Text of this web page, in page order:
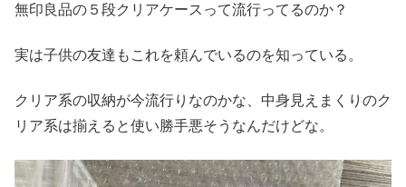
無印良品の５段クリアケースって流行ってるのか？
実は子供の友達もこれを頼んでいるのを知っている。
クリア系の収納が今流行りなのかな、中身見えまくりのク
リア系は揃えると使い勝手悪そうなんだけどな。